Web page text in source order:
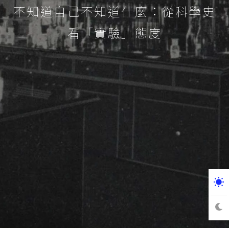
不知道自己不知道什麼：從科學史
看「實驗」態度